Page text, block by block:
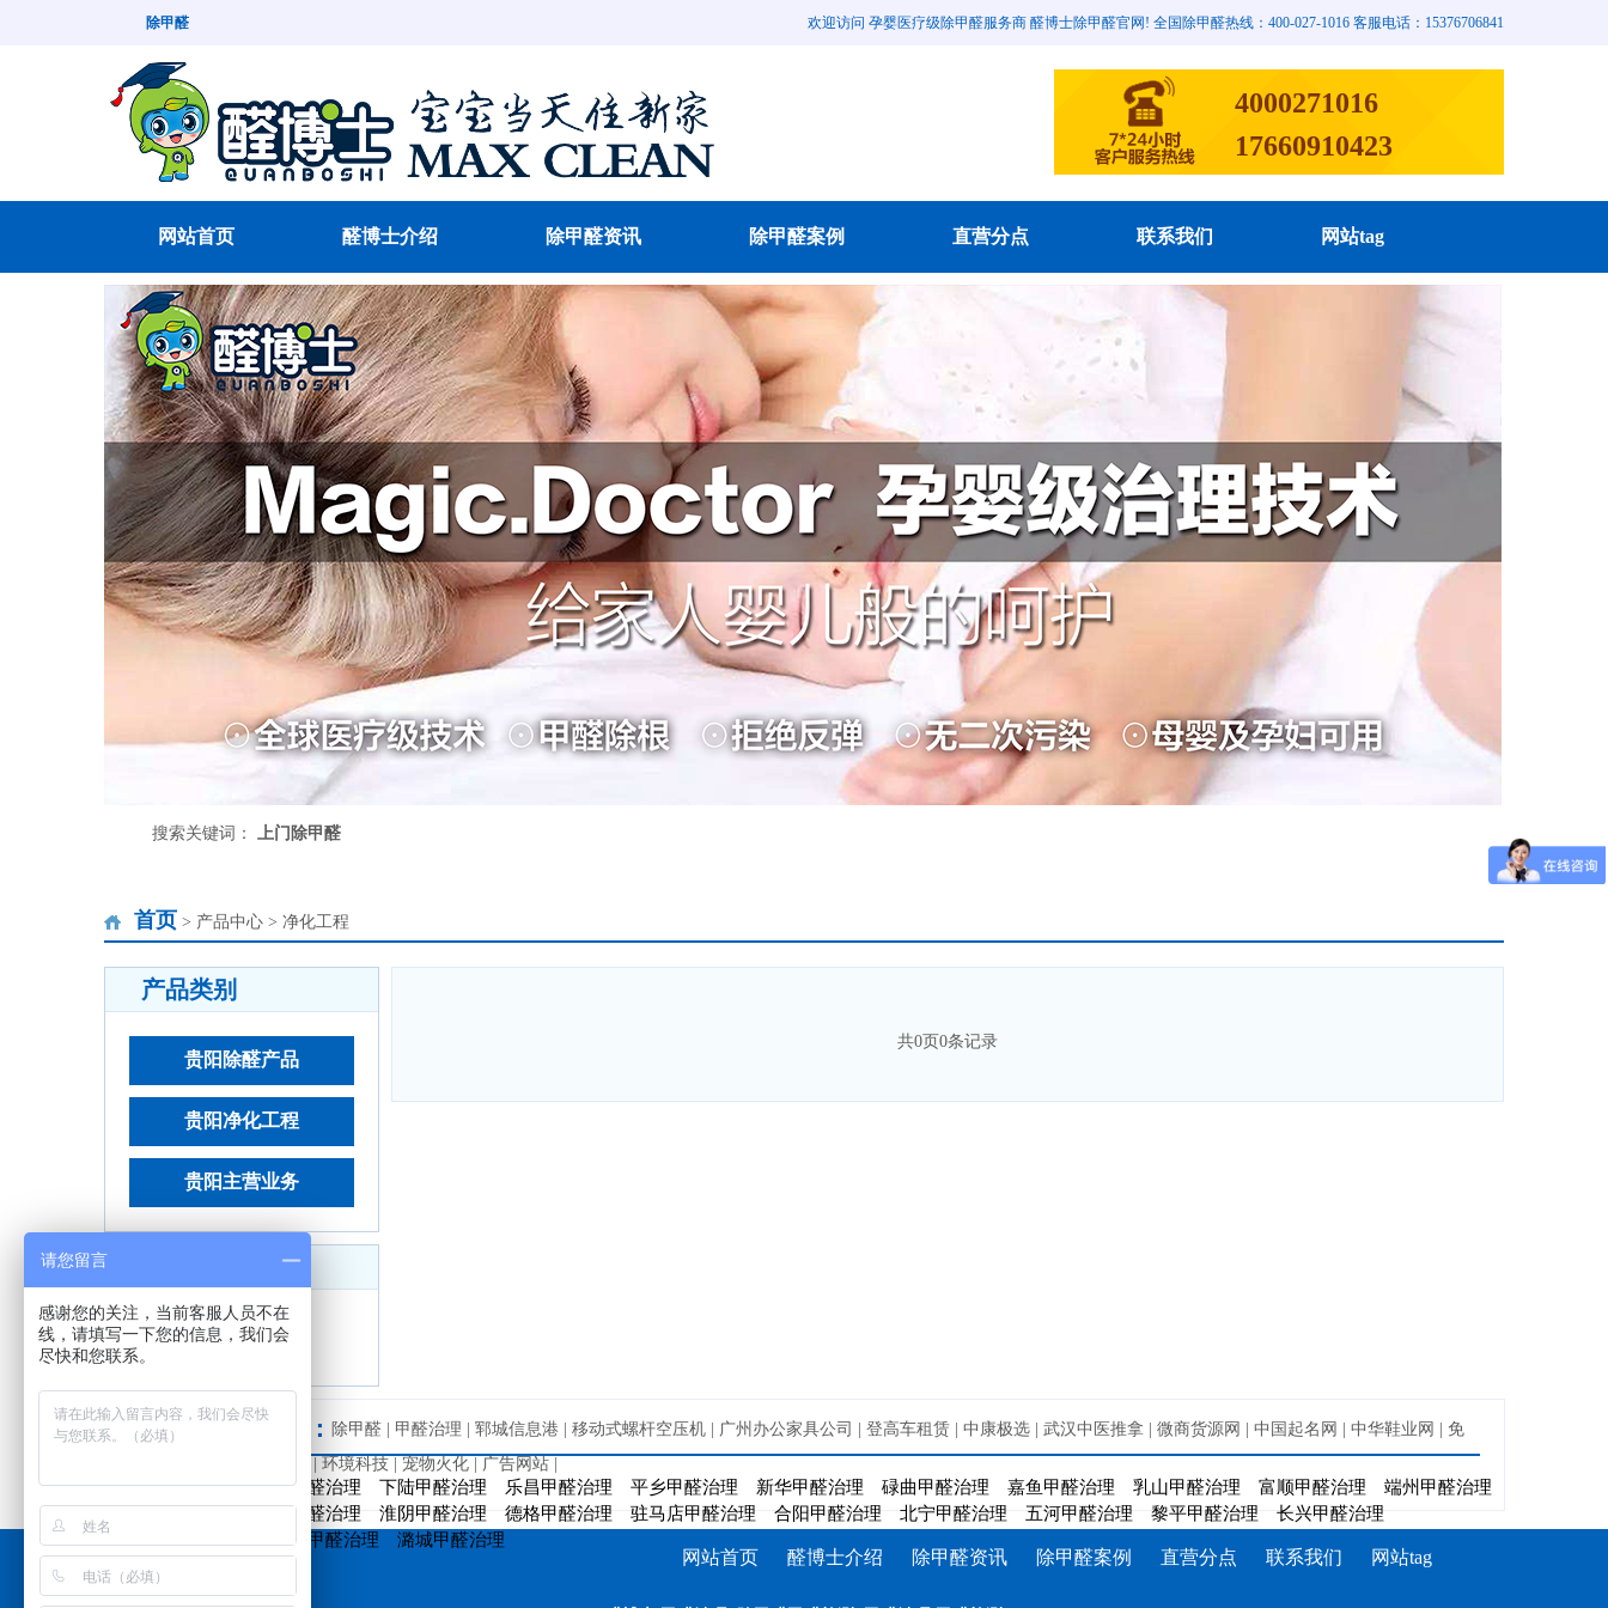
欢迎访问 孕婴医疗级除甲醛服务商 醛博士除甲醛官网! 全国除甲醛热线：400-027-1016 客服电话：15376706841
除甲醛
4000271016
17660910423
网站首页 醛博士介绍 除甲醛资讯 除甲醛案例 直营分点 联系我们 网站tag
搜索关键词： 上门除甲醛
首页 > 产品中心 > 净化工程
产品类别
贵阳除醛产品
贵阳净化工程
贵阳主营业务
7*24小时热线：
4000271016
共0页0条记录
友情链接： 除甲醛 甲醛治理 郓城信息港 移动式螺杆空压机 广州办公家具公司 登高车租赁 中康极选 武汉中医推拿 微商货源网 中国起名网 中华鞋业网
免
环境科技 宠物火化 广告网站
盐都甲醛治理 宁德甲醛治理 下陆甲醛治理 乐昌甲醛治理 平乡甲醛治理 新华甲醛治理 碌曲甲醛治理 嘉鱼甲醛治理 乳山甲醛治理 富顺甲醛治理
端州甲醛治理
涪城甲醛治理 淮阴甲醛治理 德格甲醛治理 驻马店甲醛治理 合阳甲醛治理 北宁甲醛治理 五河甲醛治理 黎平甲醛治理
长兴甲醛治理
鸡东甲醛治理 潞城甲醛治理
网站首页 醛博士介绍 除甲醛资讯 除甲醛案例 直营分点 联系我们 网站tag
请您留言
感谢您的关注，当前客服人员不在
线，请填写一下您的信息，我们会
尽快和您联系。